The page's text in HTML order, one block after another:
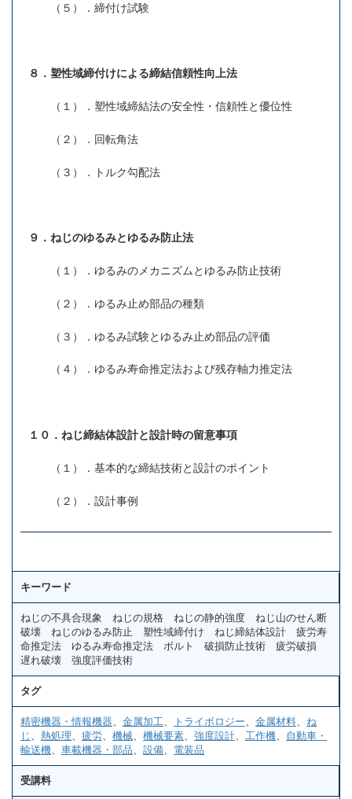
（５）．締付け試験
８．塑性域締付けによる締結信頼性向上法
（１）．塑性域締結法の安全性・信頼性と優位性
（２）．回転角法
（３）．トルク勾配法
９．ねじのゆるみとゆるみ防止法
（１）．ゆるみのメカニズムとゆるみ防止技術
（２）．ゆるみ止め部品の種類
（３）．ゆるみ試験とゆるみ止め部品の評価
（４）．ゆるみ寿命推定法および残存軸力推定法
１０．ねじ締結体設計と設計時の留意事項
（１）．基本的な締結技術と設計のポイント
（２）．設計事例
キーワード
ねじの不具合現象 ねじの規格 ねじの静的強度 ねじ山のせん断
破壊 ねじのゆるみ防止 塑性域締付け ねじ締結体設計 疲労寿
命推定法 ゆるみ寿命推定法 ボルト 破損防止技術 疲労破損
遅れ破壊 強度評価技術
タグ
精密機器・情報機器 金属加工 トライボロジー 金属材料
ね
じ
熱処理 疲労 機械 機械要素 強度設計 工作機
自動車・
輸送機
車載機器・部品 設備 電装品
受講料